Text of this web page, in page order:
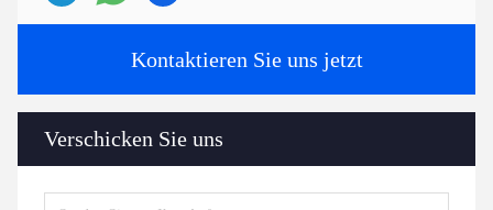
Kontaktieren Sie uns jetzt
Verschicken Sie uns